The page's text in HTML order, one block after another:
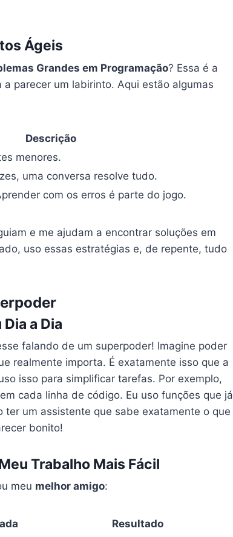
Ágeis
Grandes em Programação? Essa é a
parecer um labirinto. Aqui estão algumas
Descrição
menores.
uma conversa resolve tudo.
com os erros é parte do jogo.
e me ajudam a encontrar soluções em
uso essas estratégias e, de repente, tudo
a Dia
falando de um superpoder! Imagine poder
realmente importa. É exatamente isso que a
isso para simplificar tarefas. Por exemplo,
cada linha de código. Eu uso funções que já
ter um assistente que sabe exatamente o que
bonito!
Trabalho Mais Fácil
meu melhor amigo:
Resultado